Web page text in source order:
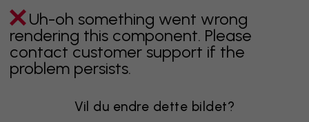
Uh-oh something went wrong
rendering this component. Please
contact customer support if the
problem persists.
Vil du endre dette bildet?